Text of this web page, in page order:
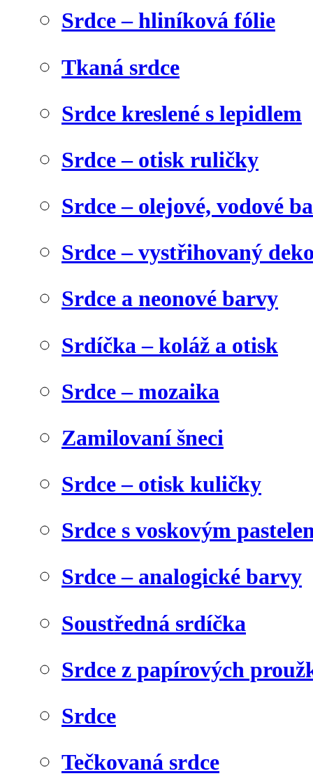
Srdce – hliníková fólie
Tkaná srdce
Srdce kreslené s lepidlem
Srdce – otisk ruličky
Srdce – olejové, vodové
Srdce – vystřihovaný
Srdce a neonové barvy
Srdíčka – koláž a otisk
Srdce – mozaika
Zamilovaní šneci
Srdce – otisk kuličky
Srdce s voskovým
Srdce – analogické barvy
Soustředná srdíčka
Srdce z papírových
Srdce
Tečkovaná srdce